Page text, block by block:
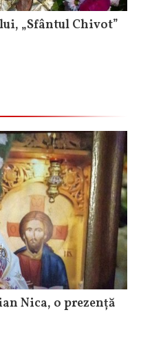
„Sfântul Chivot”
Nica, o prezență